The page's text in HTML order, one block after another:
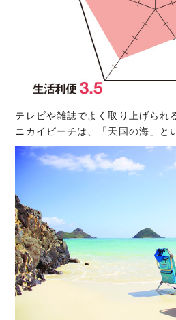
テレビや雑誌でよく取り上げられ
ニカイビーチは、「天国の海」と